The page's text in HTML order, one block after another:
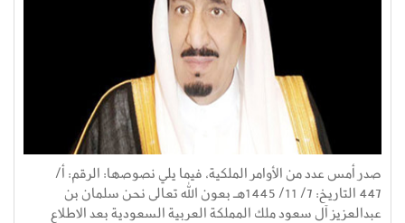
صدر أمس عدد من الأوامر الملكية، فيما يلي نصوصها: الرقم: أ/
447 التاريخ: 7/ 11/ 1445هـ بعون الله تعالى نحن سلمان بن
عبدالعزيز آل سعود ملك المملكة العربية السعودية بعد الاطلاع